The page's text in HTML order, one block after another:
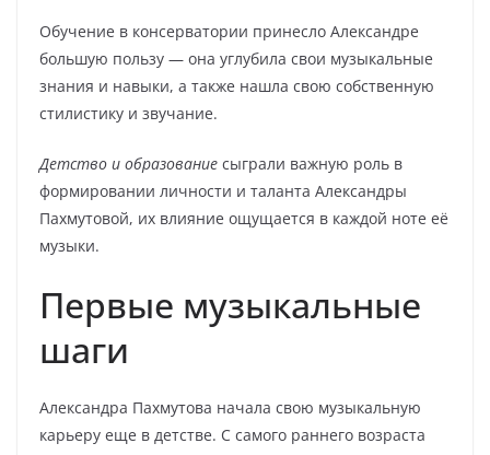
Обучение в консерватории принесло Александре
большую пользу — она углубила свои музыкальные
знания и навыки, а также нашла свою собственную
стилистику и звучание.
Детство и образование сыграли важную роль в
формировании личности и таланта Александры
Пахмутовой, их влияние ощущается в каждой ноте её
музыки.
Первые музыкальные
шаги
Александра Пахмутова начала свою музыкальную
карьеру еще в детстве. С самого раннего возраста